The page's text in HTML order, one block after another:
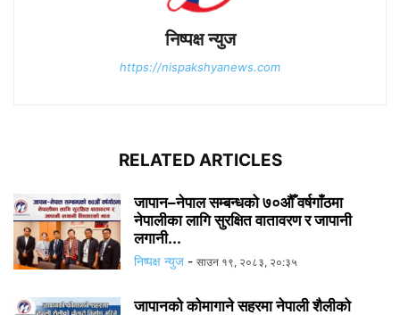
निष्पक्ष न्युज
https://nispakshyanews.com
RELATED ARTICLES
जापान–नेपाल सम्बन्धको ७०औँ वर्षगाँठमा
नेपालीका लागि सुरक्षित वातावरण र जापानी
लगानी...
निष्पक्ष न्युज - साउन १९, २०८३, २०:३५
जापानको कोमागाने सहरमा नेपाली शैलीको